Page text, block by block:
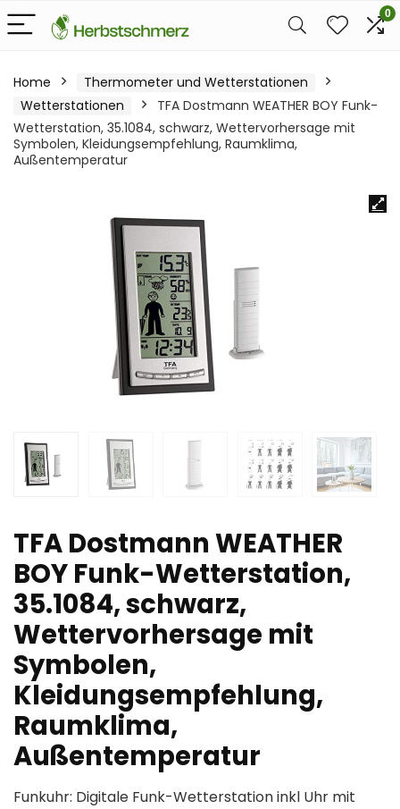
0
Home
Thermometer und Wetterstationen
Wetterstationen
TFA Dostmann WEATHER BOY Funk-
Wetterstation, 35.1084, schwarz, Wettervorhersage mit
Symbolen, Kleidungsempfehlung, Raumklima,
Außentemperatur
TFA Dostmann WEATHER
BOY Funk-Wetterstation,
35.1084, schwarz,
Wettervorhersage mit
Symbolen,
Kleidungsempfehlung,
Raumklima,
Außentemperatur
Funkuhr: Digitale Funk-Wetterstation inkl Uhr mit